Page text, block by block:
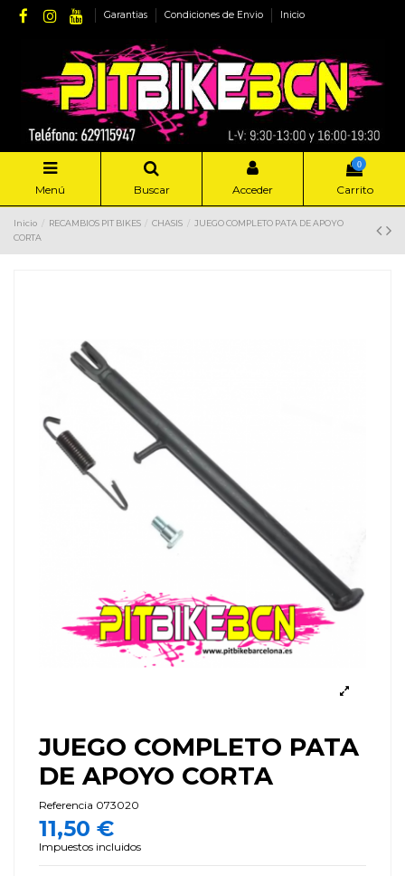
Garantias Condiciones de Envio Inicio
Menú Buscar Acceder
0
Carrito
Inicio RECAMBIOS PIT BIKES CHASIS
JUEGO COMPLETO PATA DE APOYO
CORTA
JUEGO COMPLETO PATA
DE APOYO CORTA
Referencia 073020
11,50 €
Impuestos incluidos